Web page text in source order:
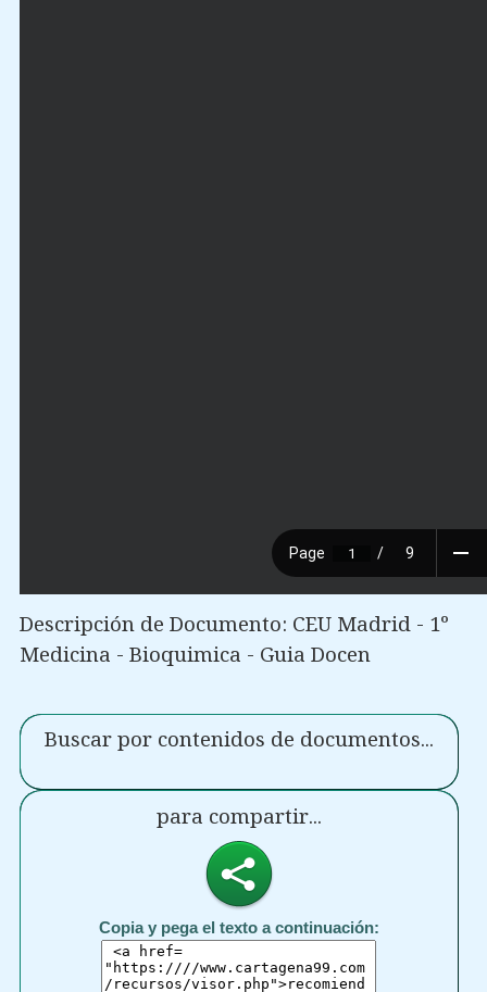
Descripción de Documento: CEU Madrid - 1º
Medicina - Bioquimica - Guia Docen
Buscar por contenidos de documentos...
para compartir...
Copia y pega el texto a continuación: